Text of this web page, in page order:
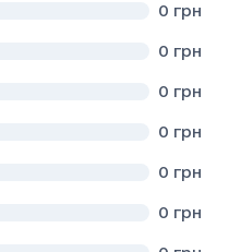
0 грн
0 грн
0 грн
0 грн
0 грн
0 грн